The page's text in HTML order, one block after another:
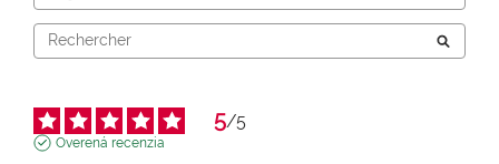
5/5
Overená recenzia